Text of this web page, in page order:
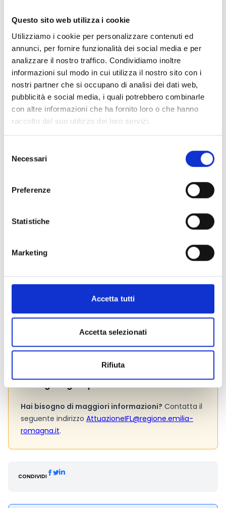
Questo sito web utilizza i cookie
Utilizziamo i cookie per personalizzare contenuti ed
annunci, per fornire funzionalità dei social media e per
analizzare il nostro traffico. Condividiamo inoltre
informazioni sul modo in cui utilizza il nostro sito con i
nostri partner che si occupano di analisi dei dati web,
pubblicità e social media, i quali potrebbero combinarle
con altre informazioni che ha fornito loro o che hanno
raccolto dal suo utilizzo dei loro servizi.
delNecessari
Preferenze
Statistiche
Marketing
Accetta tutti
Accetta selezionati
Rifiuta
Giunta regionale n. 1959/2016 e ss.mm.ii., per la
all’inserimento lavorativo e all’inclusione sociale di
soggetti fragili e vulnerabili, nell’ambito distrettuale
coerente con l’azione su cui l’operazione viene
candidata;
organismi accreditati ai sensi della deliberazione di
Giunta regionale n. 201/2022 per l’ambito Formazione
per l’accesso all’occupazione, continua e permanente
e in possesso dei Requisiti aggiuntivi per la
persone in condizione di svantaggio, fragili e vulnerabili
o con disabilità.
La dotazione finanziaria complessiva ammonta a
Si consiglia di consultare regolarmente il sito web
ufficiale del bando per gli aggiornamenti e le
Consigli degli esperti
Hai bisogno di maggiori informazioni? Contatta il
seguente indirizzo AttuazioneIFL@regione.emilia-
romagna.it.
CONDIVIDI